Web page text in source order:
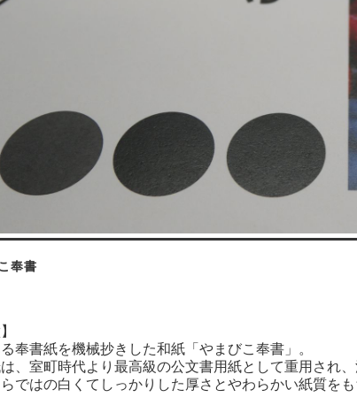
奉書
奉書紙を機械抄きした和紙「やまびこ奉書」。
、室町時代より最高級の公文書用紙として重用され
ではの白くてしっかりした厚さとやわらかい紙質を